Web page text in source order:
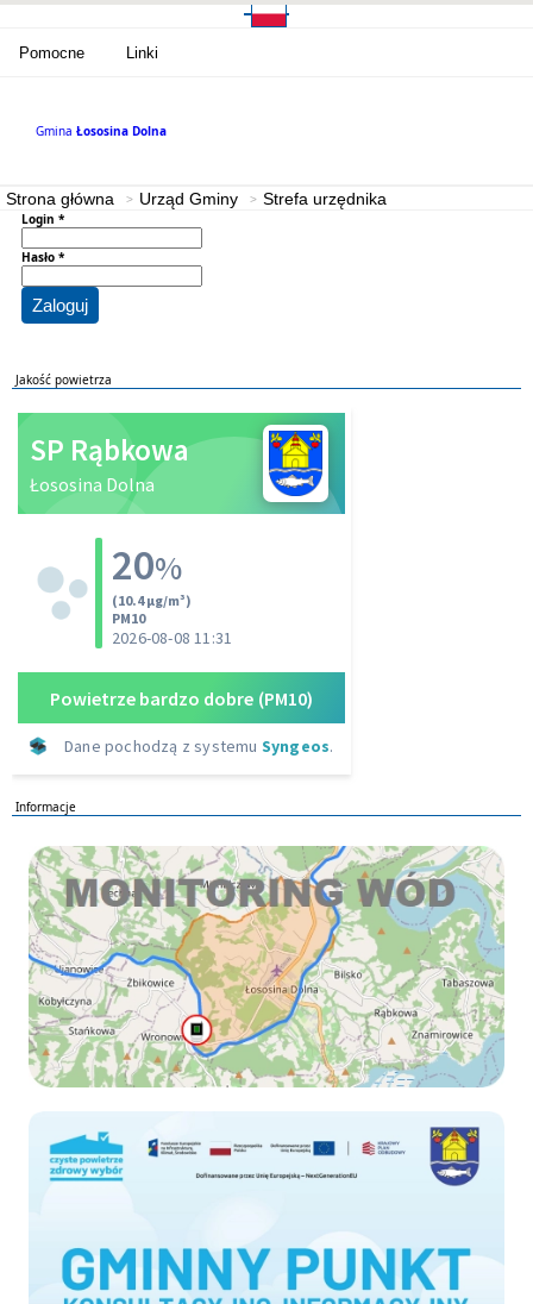
Pomocne Linki
Gmina Łososina Dolna
Strona główna Urząd Gminy Strefa urzędnika
Login *
Hasło *
Zaloguj
Jakość powietrza
Informacje
Monitoring wod
Czyste-powietrze